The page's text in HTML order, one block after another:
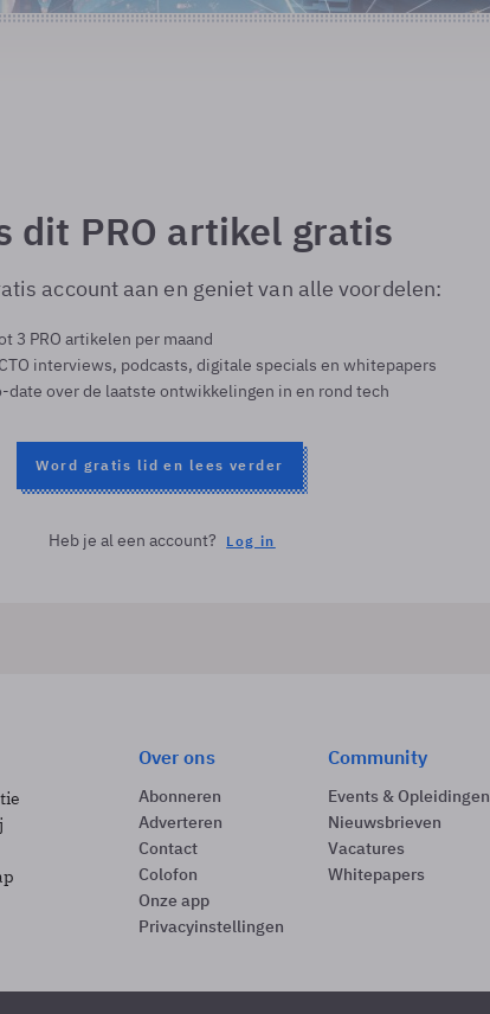
dit PRO artikel gratis
account aan en geniet van alle voordelen:
3 PRO artikelen per maand
interviews, podcasts, digitale specials en whitepapers
over de laatste ontwikkelingen in en rond tech
Word gratis lid en lees verder
Heb je al een account? Log in
Over ons
Abonneren
Adverteren
Contact
Colofon
Onze app
Privacyinstellingen
Community
Events & Opleidingen
Nieuwsbrieven
Vacatures
Whitepapers